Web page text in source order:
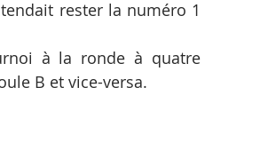
rester la numéro 1
à la ronde à quatre
B et vice-versa.